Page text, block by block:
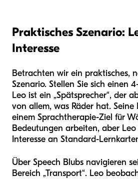
Praktisches Szenario:
Interesse
Betrachten wir ein praktisches,
Szenario. Stellen Sie sich einen
Leo ist ein „Spätsprecher“, der
von allem, was Räder hat.
einem Sprachtherapie-Ziel für
Bedeutungen arbeiten, aber
Interesse an Standard-
Über Speech Blubs navigieren
Bereich „Transport“. Leo